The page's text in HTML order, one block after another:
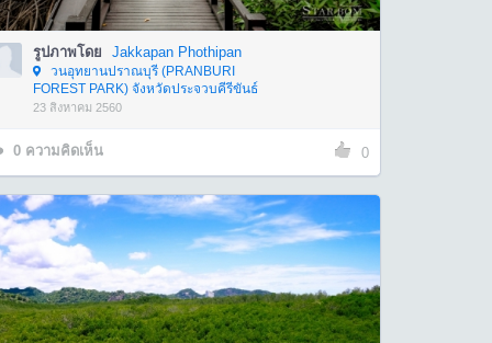
รูปภาพโดย Jakkapan Phothipan
วนอุทยานปราณบุรี (PRANBURI
FOREST PARK) จังหวัดประจวบคีรีขันธ์
23 สิงหาคม 2560
0 ความคิดเห็น 0